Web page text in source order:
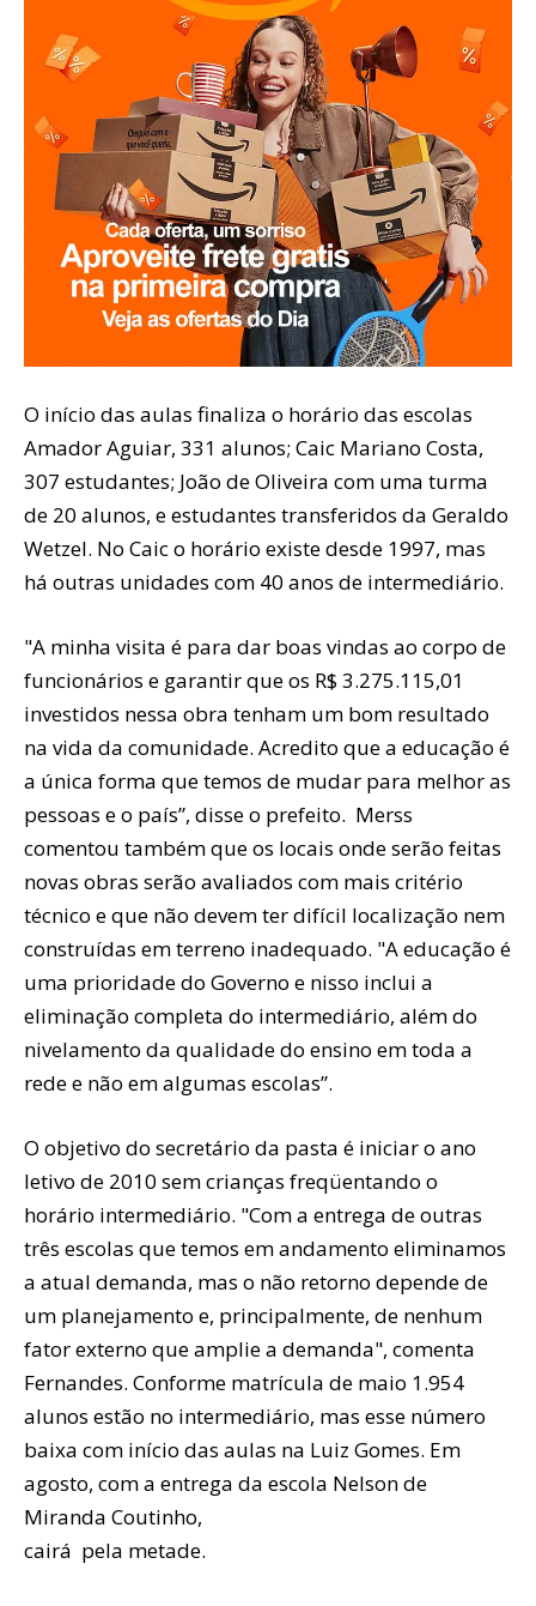
O início das aulas finaliza o horário das escolas
Amador Aguiar, 331 alunos; Caic Mariano Costa,
307 estudantes; João de Oliveira com uma turma
de 20 alunos, e estudantes transferidos da Geraldo
Wetzel. No Caic o horário existe desde 1997, mas
há outras unidades com 40 anos de intermediário.
"A minha visita é para dar boas vindas ao corpo de
funcionários e garantir que os R$ 3.275.115,01
investidos nessa obra tenham um bom resultado
na vida da comunidade. Acredito que a educação é
a única forma que temos de mudar para melhor as
pessoas e o país”, disse o prefeito. Merss
comentou também que os locais onde serão feitas
novas obras serão avaliados com mais critério
técnico e que não devem ter difícil localização nem
construídas em terreno inadequado. "A educação é
uma prioridade do Governo e nisso inclui a
eliminação completa do intermediário, além do
nivelamento da qualidade do ensino em toda a
rede e não em algumas escolas”.
O objetivo do secretário da pasta é iniciar o ano
letivo de 2010 sem crianças freqüentando o
horário intermediário. "Com a entrega de outras
três escolas que temos em andamento eliminamos
a atual demanda, mas o não retorno depende de
um planejamento e, principalmente, de nenhum
fator externo que amplie a demanda", comenta
Fernandes. Conforme matrícula de maio 1.954
alunos estão no intermediário, mas esse número
baixa com início das aulas na Luiz Gomes. Em
agosto, com a entrega da escola Nelson de
Miranda Coutinho,
cairá pela metade.